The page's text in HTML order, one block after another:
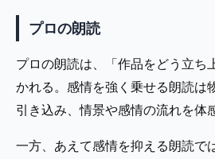
プロの朗読
プロの朗読は、「作品をどう立ち
かれる。感情を強く乗せる朗読は
引き込み、情景や感情の流れを体
一方、あえて感情を抑える朗読で